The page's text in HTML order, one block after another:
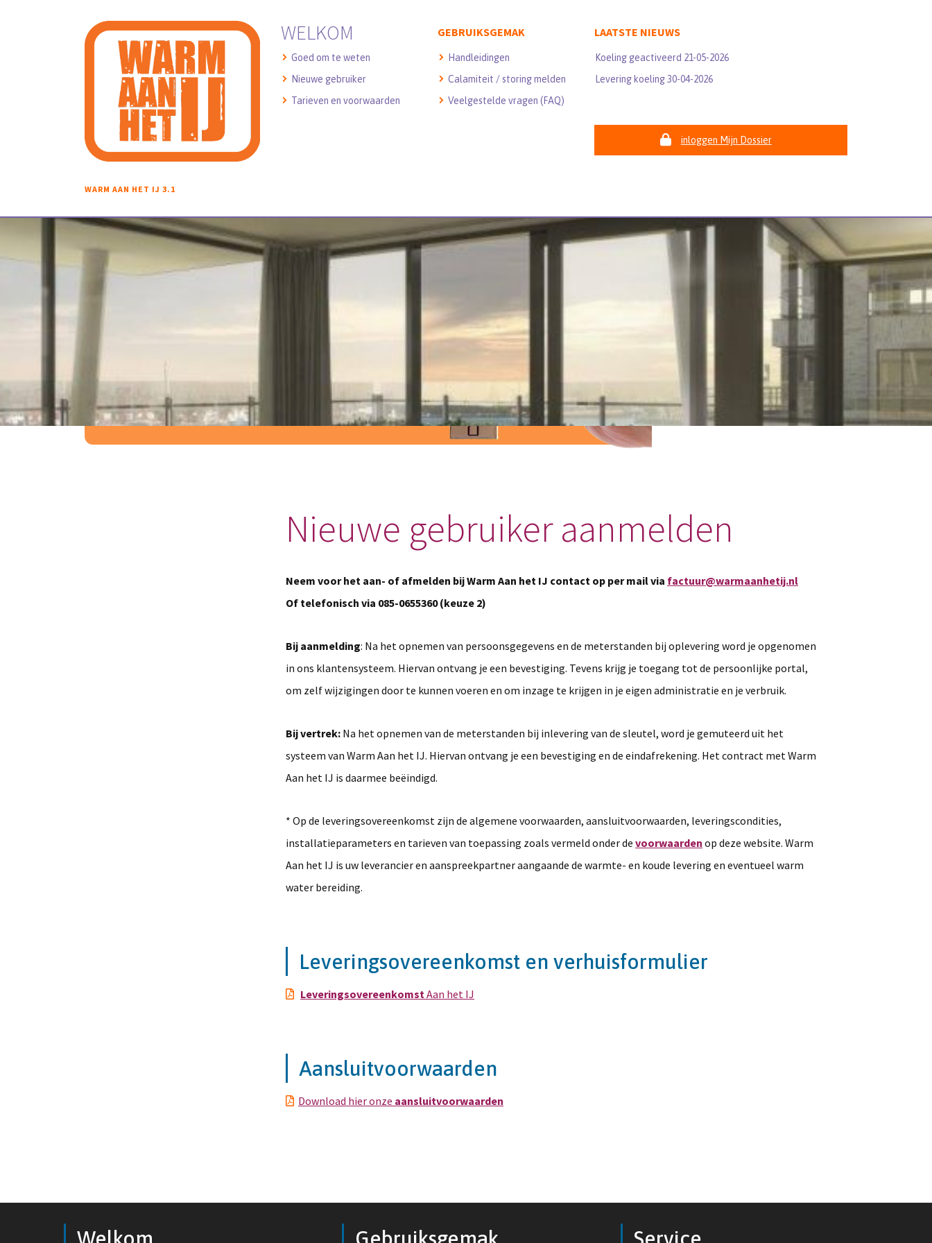
WARM AAN HET IJ 3.1
WELKOM
Goed om te weten
Nieuwe gebruiker
Tarieven en voorwaarden
GEBRUIKSGEMAK
Handleidingen
Calamiteit / storing melden
Veelgestelde vragen (FAQ)
LAATSTE NIEUWS
Koeling geactiveerd 21-05-2026
Levering koeling 30-04-2026
inloggen Mijn Dossier
Nieuwe gebruiker
koude leverancier.
Calamiteiten en service
Nieuwe gebruiker aanmelden
Neem voor het aan- of afmelden bij Warm Aan het IJ contact op per mail via factuur@warmaanhetij.nl
Of telefonisch via 085-0655360 (keuze 2)
Bij aanmelding: Na het opnemen van persoonsgegevens en de meterstanden bij oplevering word je opgenomen
in ons klantensysteem. Hiervan ontvang je een bevestiging. Tevens krijg je toegang tot de persoonlijke portal,
om zelf wijzigingen door te kunnen voeren en om inzage te krijgen in je eigen administratie en je verbruik.
Bij vertrek: Na het opnemen van de meterstanden bij inlevering van de sleutel, word je gemuteerd uit het
systeem van Warm Aan het IJ. Hiervan ontvang je een bevestiging en de eindafrekening. Het contract met Warm
Aan het IJ is daarmee beëindigd.
* Op de leveringsovereenkomst zijn de algemene voorwaarden, aansluitvoorwaarden, leveringscondities,
installatieparameters en tarieven van toepassing zoals vermeld onder de voorwaarden op deze website. Warm
Aan het IJ is uw leverancier en aanspreekpartner aangaande de warmte- en koude levering en eventueel warm
water bereiding.
Leveringsovereenkomst en verhuisformulier
LeveringsovereenkomstAan het IJ
Aansluitvoorwaarden
Download hier onze aansluitvoorwaarden